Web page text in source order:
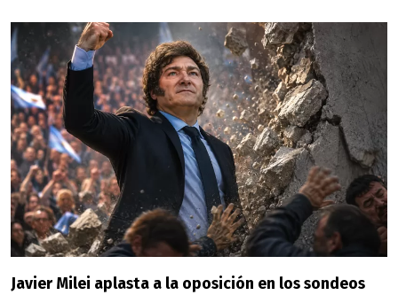
Javier Milei aplasta a la oposición en los sondeos